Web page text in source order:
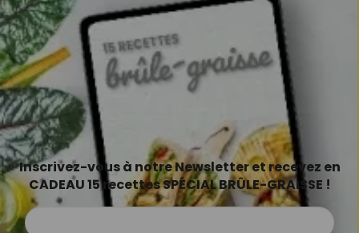
Inscrivez-vous à notre Newsletter et recevez en
CADEAU 15 recettes SPÉCIAL BRÛLE-GRAISSE !